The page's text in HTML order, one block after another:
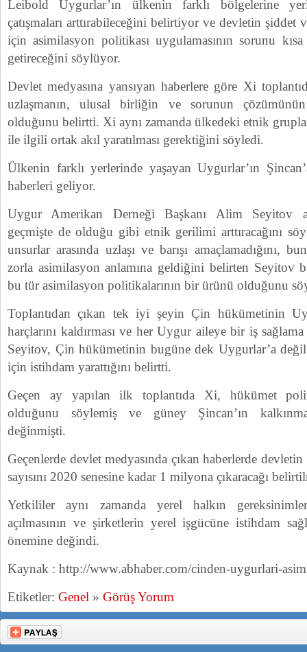
Leibold Uygurlar’ın ülkenin farklı bölgelerine
çatışmaları arttırabileceğini belirtiyor ve devletin şiddet
için asimilasyon politikası uygulamasının sorunu
getireceğini söylüyor.
Devlet medyasına yansıyan haberlere göre Xi
uzlaşmanın, ulusal birliğin ve sorunun
olduğunu belirtti. Xi aynı zamanda ülkedeki etnik
ile ilgili ortak akıl yaratılması gerektiğini söyledi.
Ülkenin farklı yerlerinde yaşayan Uygurlar’ın
haberleri geliyor.
Uygur Amerikan Derneği Başkanı Alim Seyitov
geçmişte de olduğu gibi etnik gerilimi arttıracağını
unsurlar arasında uzlaşı ve barışı amaçlamadığını,
zorla asimilasyon anlamına geldiğini belirten Seyitov
bu tür asimilasyon politikalarının bir ürünü olduğunu
Toplantıdan çıkan tek iyi şeyin Çin hükümetinin
harçlarını kaldırması ve her Uygur aileye bir iş
Seyitov, Çin hükümetinin bugüne dek Uygurlar’a
için istihdam yarattığını belirtti.
Geçen ay yapılan ilk toplantıda Xi, hükümet
olduğunu söylemiş ve güney Şincan’ın
değinmişti.
Geçenlerde devlet medyasında çıkan haberlerde
sayısını 2020 senesine kadar 1 milyona çıkaracağı
Yetkililer aynı zamanda yerel halkın
açılmasının ve şirketlerin yerel işgücüne istihdam
önemine değindi.
Kaynak : http://www.abhaber.com/cinden-uygurlari-
Etiketler: Genel » Görüş Yorum